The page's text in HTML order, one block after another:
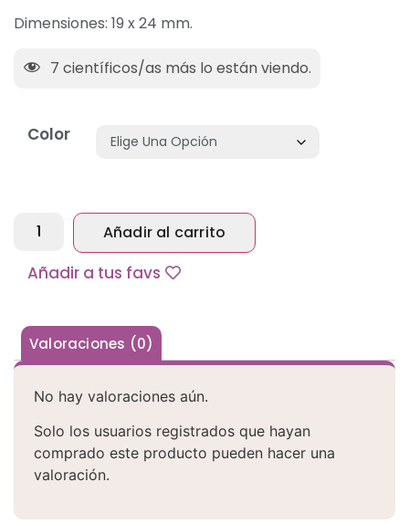
Dimensiones: 19 x 24 mm.
7 científicos/as más lo están viendo.
Color
Añadir al carrito
Alternative:
Añadir a tus favs
Valoraciones (0)
No hay valoraciones aún.
Solo los usuarios registrados que hayan
comprado este producto pueden hacer una
valoración.